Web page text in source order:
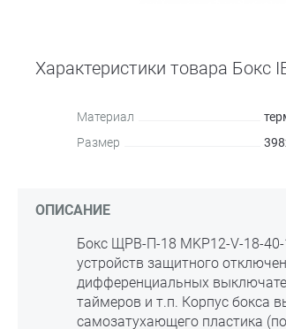
Характеристики товара Бокс
Материал
Размер
ОПИСАНИЕ
Бокс ЩРВ-П-18 MKP12-V-18-
устройств защитного
дифференциальных
таймеров и т.п. Корпус бокса
самозатухающего пластика